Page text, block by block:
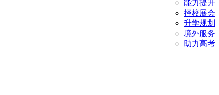
能力提升
择校展会
升学规划
境外服务
助力高考